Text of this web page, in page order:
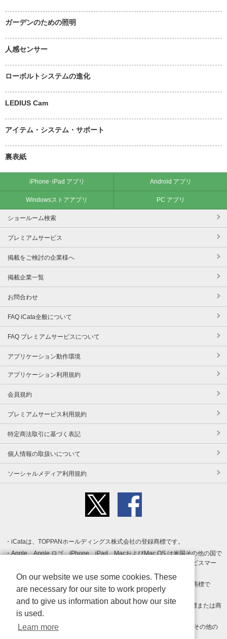
ガーデンのための照明
人感センサー
ローボルトシステムの進化
LEDIUS Cam
アイテム・システム・サポート
裏表紙
iPhone･iPad アプリ Android アプリ
Windowsストアアプリ PC アプリ
ショールーム検索
プレミアムサービス
掲載をご検討の企業様へ
掲載企業一覧
お問合わせ
FAQ iCata全般について
FAQ プレミアムサービスについて
アプリケーション動作環境
アプリケーション利用規約
会員規約
プレミアムサービス利用規約
特定商法取引に基づく表記
個人情報の取扱いについて
ソーシャルメディア利用規約
iCataは、TOPPANホールディングス株式会社の登録商標です。
Apple、Apple ロゴ、iPhone、iPad、MacおよびMac OS は米国その他の国で
登録された Apple Inc. の商標です。App Store は Apple Inc. のサービスマー
クです。
Android、Google Play および Google Play ロゴ は Google LLC の商標で
す。
Windows は Microsoft Inc.の米国およびその他の国における登録商標または商
標です。
Adobe、Adobe Reader、Adobe PDF は、Adobe Inc.の米国およびその他の
On our website we use some cookies. These
are necessary for our site to work properly
and to give us information about how our site
is used.
Learn more